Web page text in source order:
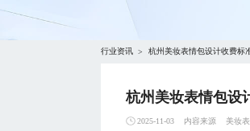
行业资讯 > 杭州美妆表情包设计收费标
杭州美妆表情包设
2025-11-03 内容来源 美妆